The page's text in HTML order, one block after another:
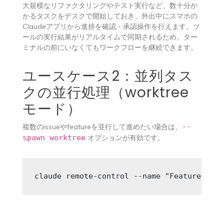
大規模なリファクタリングやテスト実行など、数十分か
かるタスクをデスクで開始しておき、外出中にスマホの
Claudeアプリから進捗を確認・承認操作を行えます。ツ
ールの実行結果がリアルタイムで同期されるため、ター
ミナルの前にいなくてもワークフローを継続できます。
ユースケース2：並列タス
クの並行処理（worktree
モード）
複数のissueやfeatureを並行して進めたい場合は、
--
spawn worktreeオプションが有効です。
claude remote-control --name "Feature開